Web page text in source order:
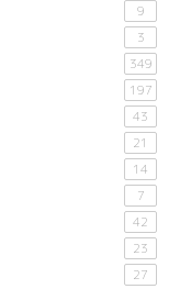
9
3
349
197
43
21
14
7
42
23
27